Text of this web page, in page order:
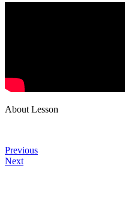
About Lesson
Previous
Next